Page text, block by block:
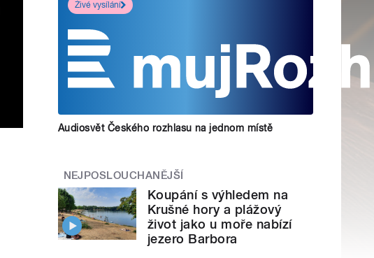
Živé vysílání
Audiosvět Českého rozhlasu na jednom místě
NEJPOSLOUCHANĚJŠÍ
Koupání s výhledem na
Krušné hory a plážový
život jako u moře nabízí
jezero Barbora